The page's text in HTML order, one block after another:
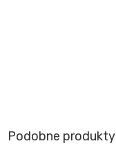
Podobne produkty